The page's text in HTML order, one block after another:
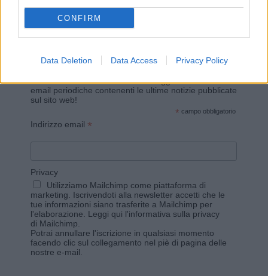
CONFIRM
Data Deletion Data Access Privacy Policy
Vuoi rimanere sempre aggiornato?
Iscriviti alla newsletter di Gallura Oggi e ricevi le nostre
email periodiche contenenti le ultime notizie pubblicate
sul sito web!
* campo obbligatorio
Indirizzo email *
Privacy
Utilizziamo Mailchimp come piattaforma di
marketing. Iscrivendoti alla newsletter accetti che le
tue informazioni siano trasferite a Mailchimp per
l'elaborazione. Leggi qui l'informativa sulla privacy
di Mailchimp
Potrai annullare l'iscrizione in qualsiasi momento
facendo clic sul collegamento nel piè di pagina delle
nostre e-mail.